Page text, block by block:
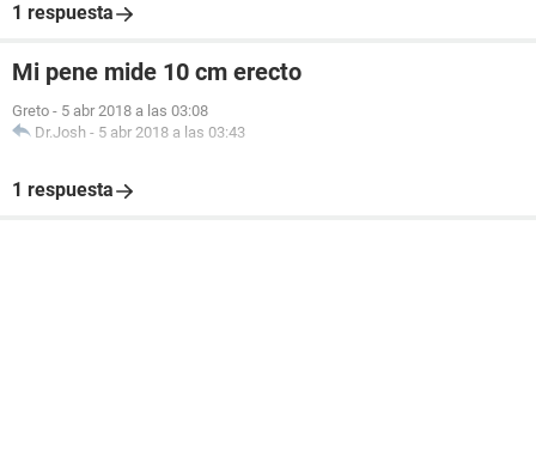
1 respuesta
Mi pene mide 10 cm erecto
Greto - 5 abr 2018 a las 03:08
Dr.Josh - 5 abr 2018 a las 03:43
1 respuesta